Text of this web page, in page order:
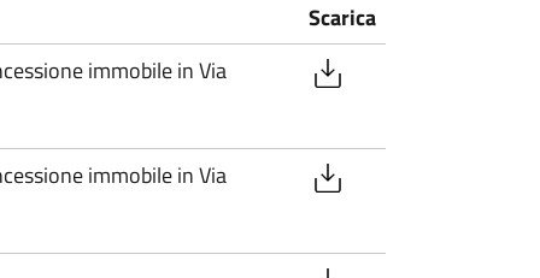
Scarica
immobile in Via
immobile in Via